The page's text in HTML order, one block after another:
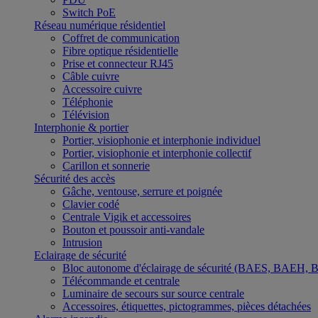
Switch PoE
Réseau numérique résidentiel
Coffret de communication
Fibre optique résidentielle
Prise et connecteur RJ45
Câble cuivre
Accessoire cuivre
Téléphonie
Télévision
Interphonie & portier
Portier, visiophonie et interphonie individuel
Portier, visiophonie et interphonie collectif
Carillon et sonnerie
Sécurité des accès
Gâche, ventouse, serrure et poignée
Clavier codé
Centrale Vigik et accessoires
Bouton et poussoir anti-vandale
Intrusion
Eclairage de sécurité
Bloc autonome d'éclairage de sécurité (BAES,
Télécommande et centrale
Luminaire de secours sur source centrale
Accessoires, étiquettes, pictogrammes, pièces détachées